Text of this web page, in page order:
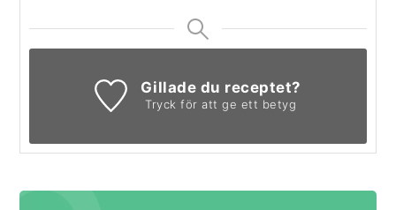
Gillade du receptet?
Tryck för att ge ett betyg